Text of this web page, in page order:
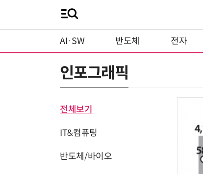
AI·SW 반도체 전자
인포그래픽
전체보기
IT&컴퓨팅
반도체/바이오